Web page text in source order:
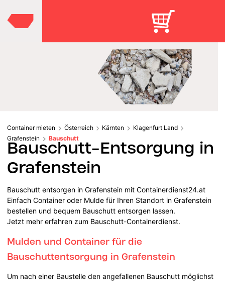
Container mieten Österreich Kärnten
Klagenfurt Land
Grafenstein
Bauschutt
Bauschutt-Entsorgung in
Grafenstein
Bauschutt entsorgen in Grafenstein mit Containerdienst24.at
Einfach Container oder Mulde für Ihren Standort in Grafenstein
bestellen und bequem Bauschutt entsorgen lassen.
Jetzt mehr erfahren zum Bauschutt-Containerdienst.
Mulden und Container für die
Bauschuttentsorgung in Grafenstein
Um nach einer Baustelle den angefallenen Bauschutt möglichst